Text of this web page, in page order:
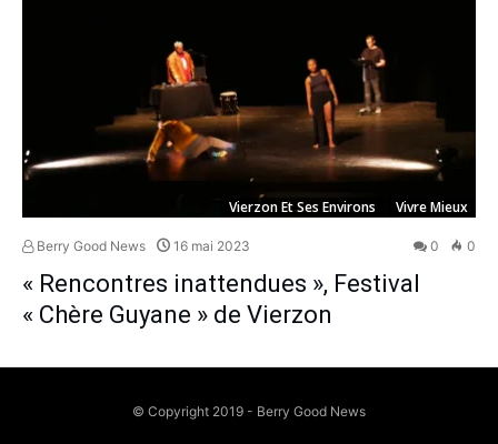
Vierzon Et Ses Environs Vivre Mieux
Berry Good News 16 mai 2023 0 0
« Rencontres inattendues », Festival
« Chère Guyane » de Vierzon
© Copyright 2019 - Berry Good News